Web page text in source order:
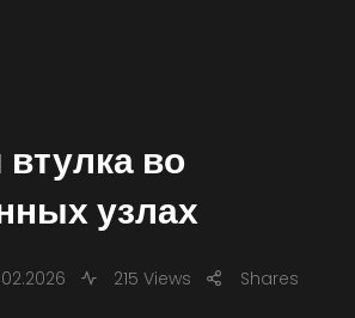
во
узлах
215 Views Shares